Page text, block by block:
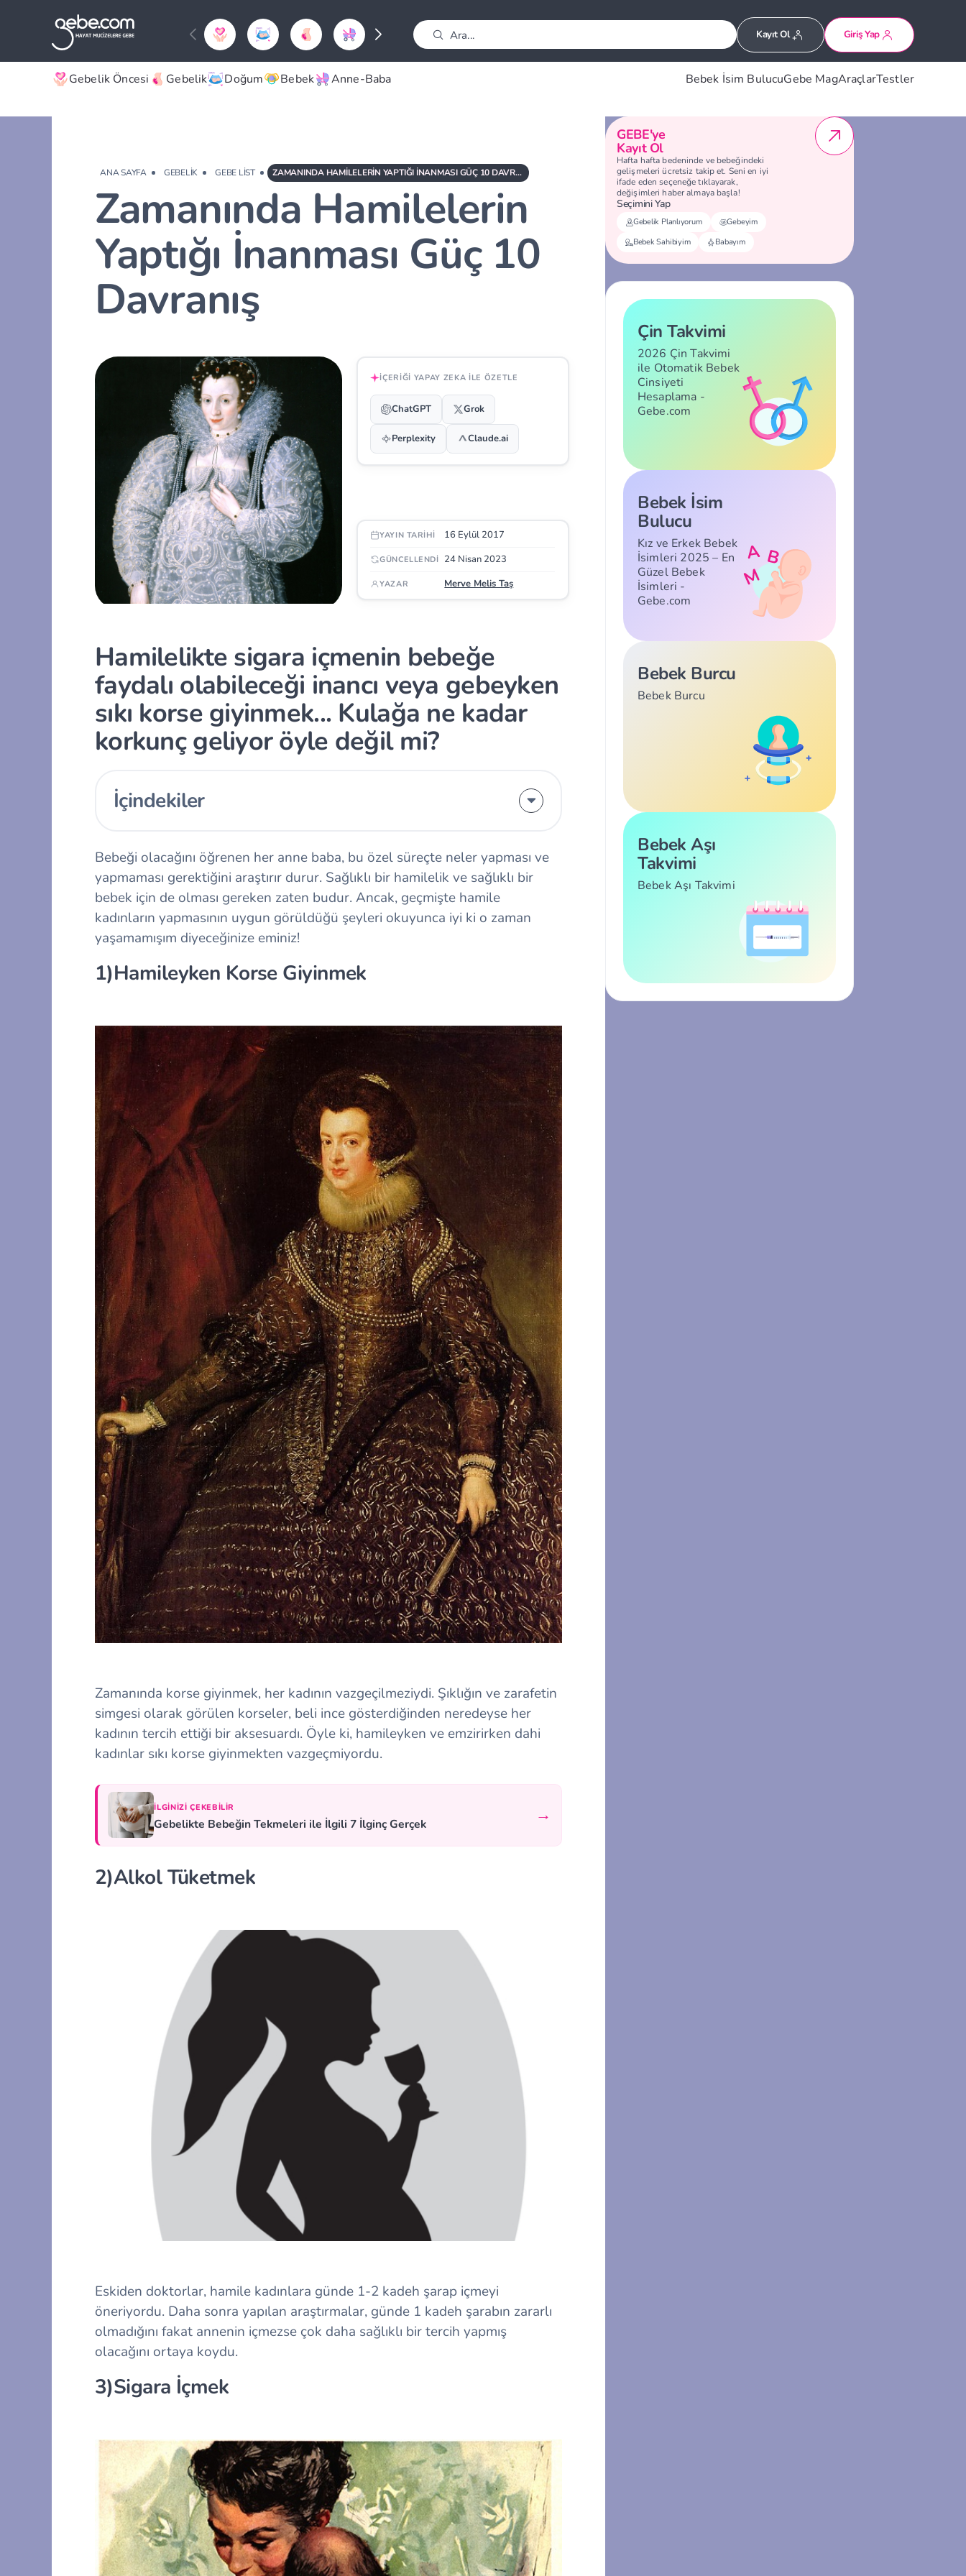
Kayıt Ol Giriş Yap
Gebelik Öncesi Gebelik Doğum Bebek Anne-Baba Bebek İsim BulucuGebe MagAraçlarTestler
ANA SAYFA GEBELIK GEBE LIST ZAMANINDA HAMILELERIN YAPTIĞI İNANMASI GÜÇ 10 DAVRANIŞ
Zamanında Hamilelerin
Yaptığı İnanması Güç 10
Davranış
İÇERIĞI YAPAY ZEKA ILE ÖZETLE
ChatGPT Grok
Perplexity Claude.ai
YAYIN TARIHI 16 Eylül 2017
GÜNCELLENDI 24 Nisan 2023
YAZAR Merve Melis Taş
Hamilelikte sigara içmenin bebeğe
faydalı olabileceği inancı veya gebeyken
sıkı korse giyinmek... Kulağa ne kadar
korkunç geliyor öyle değil mi?
İçindekiler
Bebeği olacağını öğrenen her anne baba, bu özel süreçte neler yapması ve
yapmaması gerektiğini araştırır durur. Sağlıklı bir hamilelik ve sağlıklı bir
bebek için de olması gereken zaten budur. Ancak, geçmişte hamile
kadınların yapmasının uygun görüldüğü şeyleri okuyunca iyi ki o zaman
yaşamamışım diyeceğinize eminiz!
1)Hamileyken Korse Giyinmek
Zamanında korse giyinmek, her kadının vazgeçilmeziydi. Şıklığın ve zarafetin
simgesi olarak görülen korseler, beli ince gösterdiğinden neredeyse her
kadının tercih ettiği bir aksesuardı. Öyle ki, hamileyken ve emzirirken dahi
kadınlar sıkı korse giyinmekten vazgeçmiyordu.
İLGINIZI ÇEKEBILIR
Gebelikte Bebeğin Tekmeleri ile İlgili 7 İlginç Gerçek →
2)Alkol Tüketmek
Eskiden doktorlar, hamile kadınlara günde 1-2 kadeh şarap içmeyi
öneriyordu. Daha sonra yapılan araştırmalar, günde 1 kadeh şarabın zararlı
olmadığını fakat annenin içmezse çok daha sağlıklı bir tercih yapmış
olacağını ortaya koydu.
3)Sigara İçmek
GEBE'ye
Kayıt Ol
Hafta hafta bedeninde ve bebeğindeki
gelişmeleri ücretsiz takip et. Seni en iyi
ifade eden seçeneğe tıklayarak,
değişimleri haber almaya başla!
Seçimini Yap
Gebelik Planlıyorum
Gebeyim
Bebek Sahibiyim
Babayım
Çin Takvimi
2026 Çin Takvimi
ile Otomatik Bebek
Cinsiyeti
Hesaplama -
Gebe.com
Bebek İsim
Bulucu
Kız ve Erkek Bebek
İsimleri 2025 – En
Güzel Bebek
İsimleri -
Gebe.com
Bebek Burcu
Bebek Burcu
Bebek Aşı
Takvimi
Bebek Aşı Takvimi